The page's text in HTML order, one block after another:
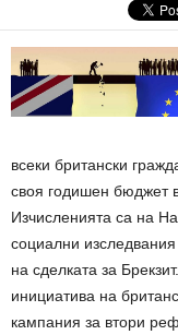
всеки британски
своя годишен бюджет
Изчисленията са на
социални
на сделката за
инициатива на
кампания за втори